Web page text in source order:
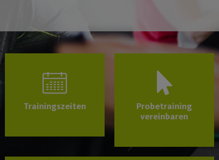
Trainingszeiten
Probetraining
vereinbaren